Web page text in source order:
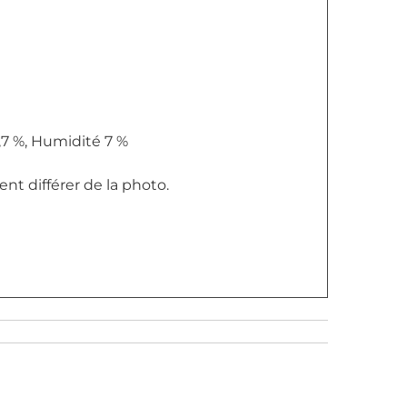
%, Humidité 7 %
différer de la photo.